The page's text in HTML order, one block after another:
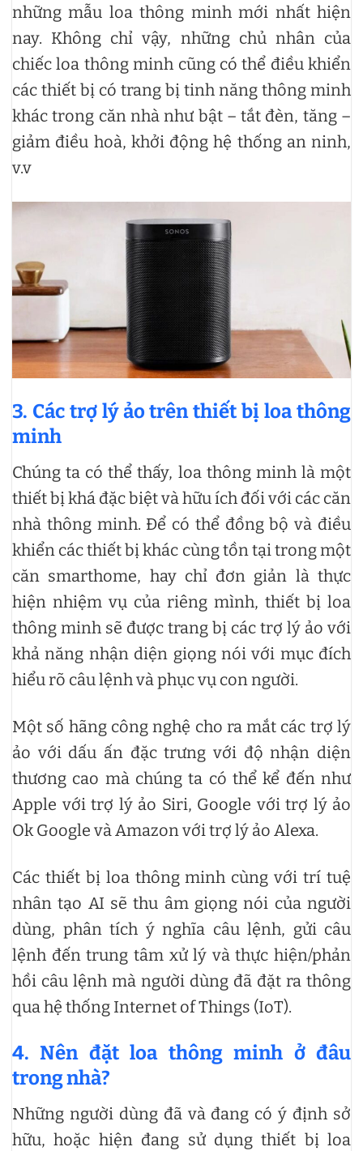
những mẫu loa thông minh mới nhất hiện
nay. Không chỉ vậy, những chủ nhân của
chiếc loa thông minh cũng có thể điều khiển
các thiết bị có trang bị tinh năng thông minh
khác trong căn nhà như bật – tắt đèn, tăng –
giảm điều hoà, khởi động hệ thống an ninh,
v.v
3. Các trợ lý ảo trên thiết bị loa thông
minh
Chúng ta có thể thấy, loa thông minh là một
thiết bị khá đặc biệt và hữu ích đối với các căn
nhà thông minh. Để có thể đồng bộ và điều
khiển các thiết bị khác cùng tồn tại trong một
căn smarthome, hay chỉ đơn giản là thực
hiện nhiệm vụ của riêng mình, thiết bị loa
thông minh sẽ được trang bị các trợ lý ảo với
khả năng nhận diện giọng nói với mục đích
hiểu rõ câu lệnh và phục vụ con người.
Một số hãng công nghệ cho ra mắt các trợ lý
ảo với dấu ấn đặc trưng với độ nhận diện
thương cao mà chúng ta có thể kể đến như
Apple với trợ lý ảo Siri, Google với trợ lý ảo
Ok Google và Amazon với trợ lý ảo Alexa.
Các thiết bị loa thông minh cùng với trí tuệ
nhân tạo AI sẽ thu âm giọng nói của người
dùng, phân tích ý nghĩa câu lệnh, gửi câu
lệnh đến trung tâm xử lý và thực hiện/phản
hồi câu lệnh mà người dùng đã đặt ra thông
qua hệ thống Internet of Things (IoT).
4.Nên đặt loa thông minh ở đâu
trong nhà?
Những người dùng đã và đang có ý định sở
hữu, hoặc hiện đang sử dụng thiết bị loa